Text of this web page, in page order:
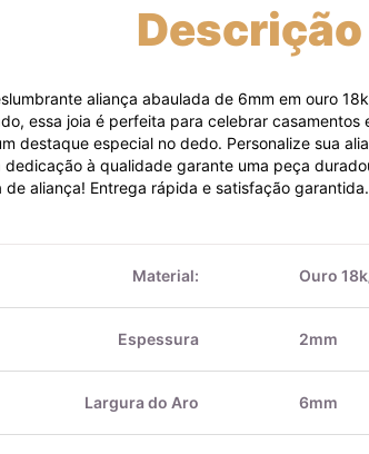
Descrição
aliança abaulada de 6mm em ouro
essa joia é perfeita para celebrar casamentos
destaque especial no dedo. Personalize sua
à qualidade garante uma peça
de aliança! Entrega rápida e satisfação garantida.
Material: Ouro
Espessura 2mm
Largura do Aro 6mm